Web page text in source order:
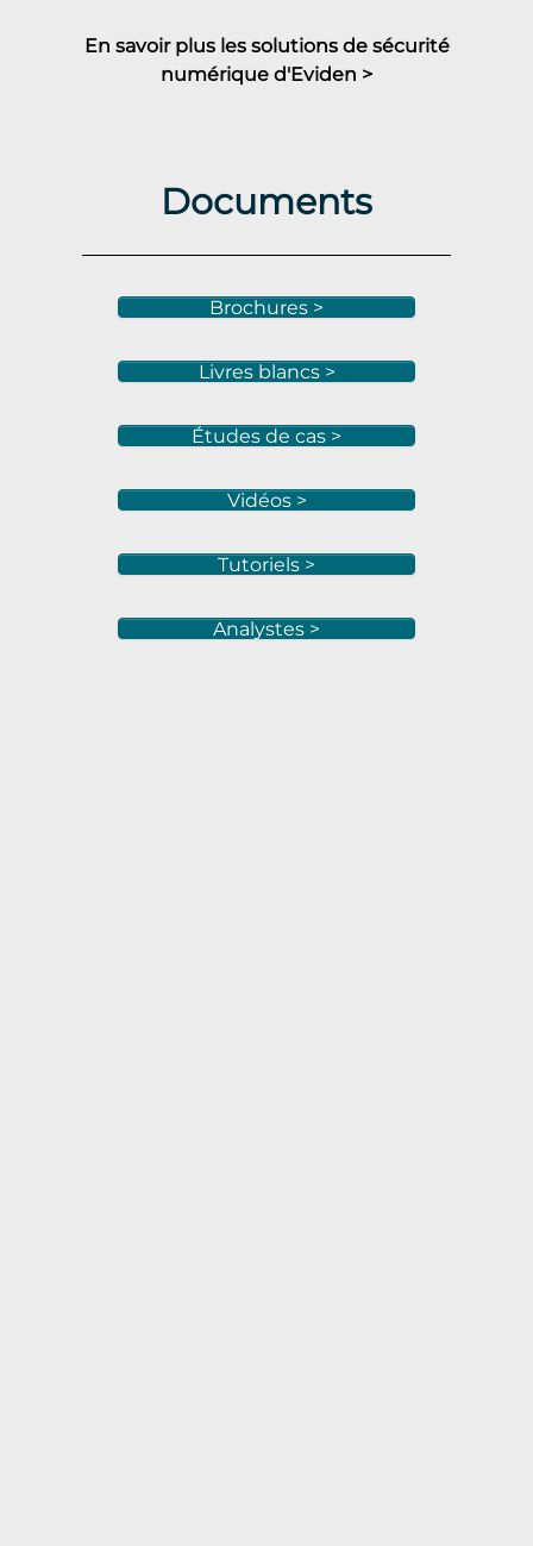
En savoir plus les solutions de sécurité
numérique d'Eviden >
Documents
Brochures >
Livres blancs >
Études de cas >
Vidéos >
Tutoriels >
Analystes >